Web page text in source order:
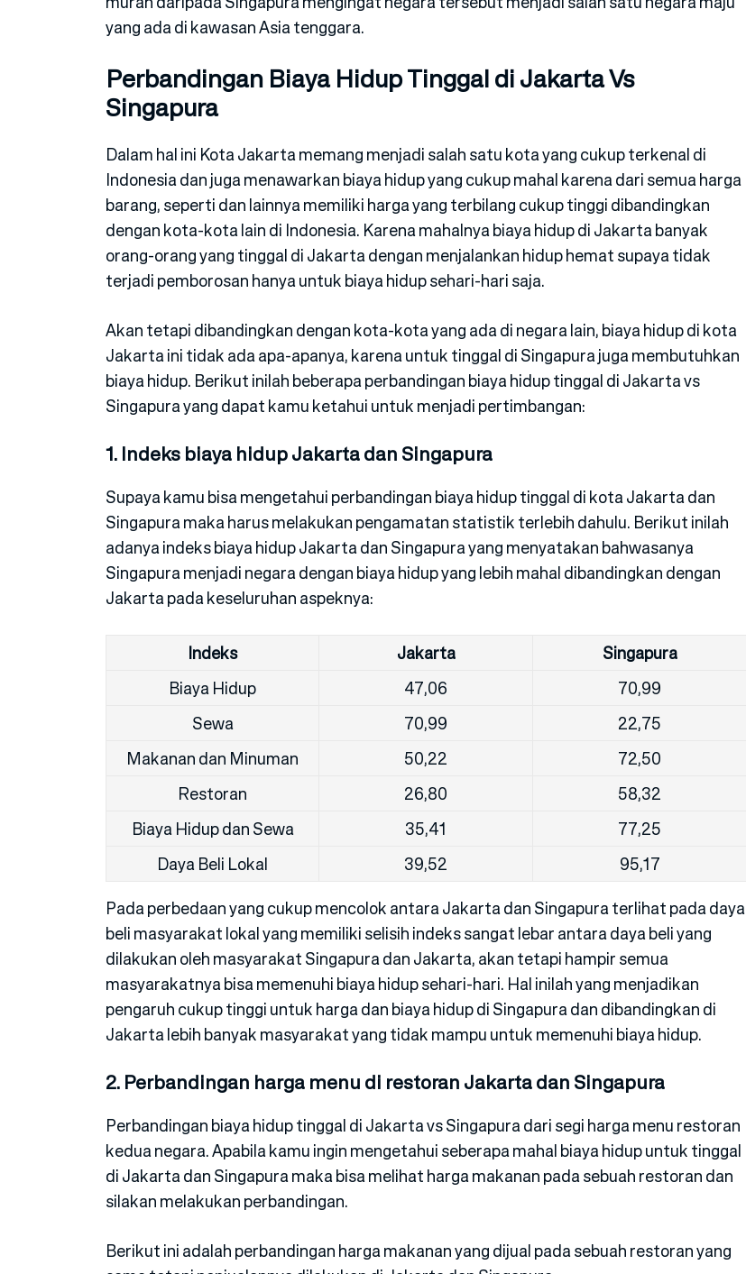
yang ada di kawasan Asia tenggara.
Perbandingan Biaya Hidup Tinggal di Jakarta Vs
Singapura
Dalam hal ini Kota Jakarta memang menjadi salah satu kota yang cukup terkenal di
Indonesia dan juga menawarkan biaya hidup yang cukup mahal karena dari semua harga
barang, seperti dan lainnya memiliki harga yang terbilang cukup tinggi dibandingkan
dengan kota-kota lain di Indonesia. Karena mahalnya biaya hidup di Jakarta banyak
orang-orang yang tinggal di Jakarta dengan menjalankan hidup hemat supaya tidak
terjadi pemborosan hanya untuk biaya hidup sehari-hari saja.
Akan tetapi dibandingkan dengan kota-kota yang ada di negara lain, biaya hidup di kota
Jakarta ini tidak ada apa-apanya, karena untuk tinggal di Singapura juga membutuhkan
biaya hidup. Berikut inilah beberapa perbandingan biaya hidup tinggal di Jakarta vs
Singapura yang dapat kamu ketahui untuk menjadi pertimbangan:
1. Indeks biaya hidup Jakarta dan Singapura
Supaya kamu bisa mengetahui perbandingan biaya hidup tinggal di kota Jakarta dan
Singapura maka harus melakukan pengamatan statistik terlebih dahulu. Berikut inilah
adanya indeks biaya hidup Jakarta dan Singapura yang menyatakan bahwasanya
Singapura menjadi negara dengan biaya hidup yang lebih mahal dibandingkan dengan
Jakarta pada keseluruhan aspeknya:
Indeks Jakarta
Singapura
Biaya Hidup
47,06
70,99
Sewa
70,99
22,75
Makanan dan Minuman
50,22
72,50
Restoran
26,80
58,32
Biaya Hidup dan Sewa
35,41
77,25
Daya Beli Lokal
39,52
95,17
Pada perbedaan yang cukup mencolok antara Jakarta dan Singapura terlihat pada daya
beli masyarakat lokal yang memiliki selisih indeks sangat lebar antara daya beli yang
dilakukan oleh masyarakat Singapura dan Jakarta, akan tetapi hampir semua
masyarakatnya bisa memenuhi biaya hidup sehari-hari. Hal inilah yang menjadikan
pengaruh cukup tinggi untuk harga dan biaya hidup di Singapura dan dibandingkan di
Jakarta lebih banyak masyarakat yang tidak mampu untuk memenuhi biaya hidup.
2. Perbandingan harga menu di restoran Jakarta dan Singapura
Perbandingan biaya hidup tinggal di Jakarta vs Singapura dari segi harga menu restoran
kedua negara. Apabila kamu ingin mengetahui seberapa mahal biaya hidup untuk tinggal
di Jakarta dan Singapura maka bisa melihat harga makanan pada sebuah restoran dan
silakan melakukan perbandingan.
Berikut ini adalah perbandingan harga makanan yang dijual pada sebuah restoran yang